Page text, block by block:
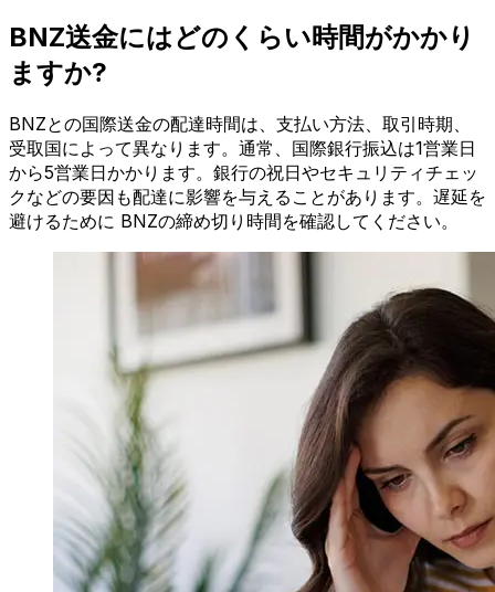
BNZ送金にはどのくらい時間がかかり
ますか?
BNZとの国際送金の配達時間は、支払い方法、取引時期、
受取国によって異なります。通常、国際銀行振込は1営業日
から5営業日かかります。銀行の祝日やセキュリティチェッ
クなどの要因も配達に影響を与えることがあります。遅延を
避けるために BNZの締め切り時間を確認してください。